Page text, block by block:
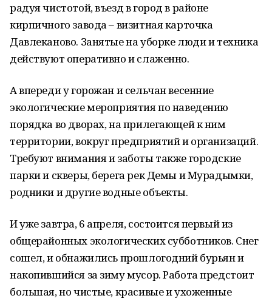
радуя чистотой, въезд в город в районе
кирпичного завода – визитная карточка
Давлеканово. Занятые на уборке люди и техника
действуют оперативно и слаженно.
А впереди у горожан и сельчан весенние
экологические мероприятия по наведению
порядка во дворах, на прилегающей к ним
территории, вокруг предприятий и организаций.
Требуют внимания и заботы также городские
парки и скверы, берега рек Демы и Мурадымки,
родники и другие водные объекты.
И уже завтра, 6 апреля, состоится первый из
общерайонных экологических субботников. Снег
сошел, и обнажились прошлогодний бурьян и
накопившийся за зиму мусор. Работа предстоит
большая, но чистые, красивые и ухоженные